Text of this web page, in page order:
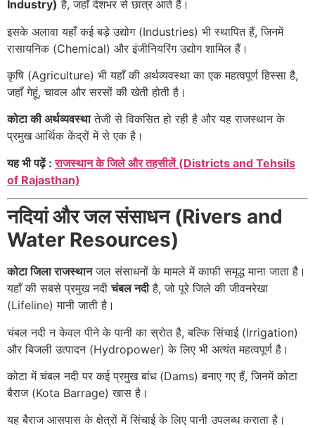
Industry) है, जहाँ देशभर से छात्र आते हैं।
इसके अलावा यहाँ कई बड़े उद्योग (Industries) भी स्थापित हैं, जिनमें
रासायनिक (Chemical) और इंजीनियरिंग उद्योग शामिल हैं।
कृषि (Agriculture) भी यहाँ की अर्थव्यवस्था का एक महत्वपूर्ण हिस्सा है,
जहाँ गेहूं, चावल और सरसों की खेती होती है।
कोटा की अर्थव्यवस्थातेजी से विकसित हो रही है और यह राजस्थान के
प्रमुख आर्थिक केंद्रों में से एक है।
यह भी पढ़ें :राजस्थान के जिले और तहसीलें (Districts and Tehsils
of Rajasthan)
नदियां और जल संसाधन (Rivers and
Water Resources)
कोटा जिला राजस्थानजल संसाधनों के मामले में काफी समृद्ध माना जाता है।
यहाँ की सबसे प्रमुख नदीचंबल नदीहै, जो पूरे जिले की जीवनरेखा
(Lifeline) मानी जाती है।
चंबल नदी न केवल पीने के पानी का स्रोत है, बल्कि सिंचाई (Irrigation)
और बिजली उत्पादन (Hydropower) के लिए भी अत्यंत महत्वपूर्ण है।
कोटा में चंबल नदी पर कई प्रमुख बांध (Dams) बनाए गए हैं, जिनमें कोटा
बैराज (Kota Barrage) खास है।
यह बैराज आसपास के क्षेत्रों में सिंचाई के लिए पानी उपलब्ध कराता है।